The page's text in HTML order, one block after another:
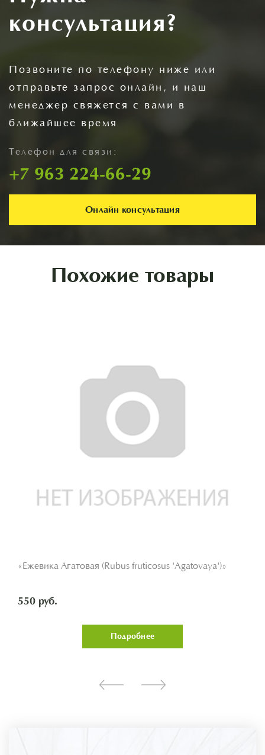
консультация?
Позвоните по телефону ниже или
отправьте запрос онлайн, и наш
менеджер свяжется с вами в
ближайшее время
Телефон для связи:
+7 963 224-66-29
Онлайн консультация
Похожие товары
«Ежевика Агатовая (Rubus fruticosus 'Agatovaya')»
550 руб.
Подробнее